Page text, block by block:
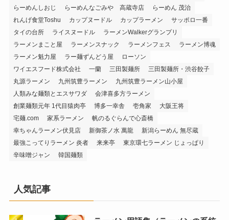
らーめんしおじ
らーめんなごみや 高蔵寺店
らーめん 茂治
れんげ食堂Toshu
カップヌードル カップラーメン
サッポロ一番
タイの台所
ライスヌードル
ラーメンWalkerグランプリ
ラーメンまこと屋
ラーメンスナック ラーメンフェス
ラーメン博魂
ラーメン魁力屋
ラー麺ずんどう屋
ローソン
ワイエスフード株式会社
一蘭 三田製麺所
三田製麺所・渋谷餃子
丸源ラーメン
九州筑豊ラーメン
九州筑豊ラーメン山小屋
人類みな麺類とエスサワダ
会津喜多方ラーメン
創業麺類元年 1代目猿肉亭
博多一幸舎 壱角家
大阪王将
宅麺.com
家系ラーメン
帆のるぐらんで心斎橋
幸ちゃんラーメン伏見店
新御茶ノ水 萬龍
新潟らーめん 無尽蔵
最強こってりラーメン 炎者
来来亭
東京環七ラーメン じょっぱり
辛味噌ジャン
韓国麺類
人気記事